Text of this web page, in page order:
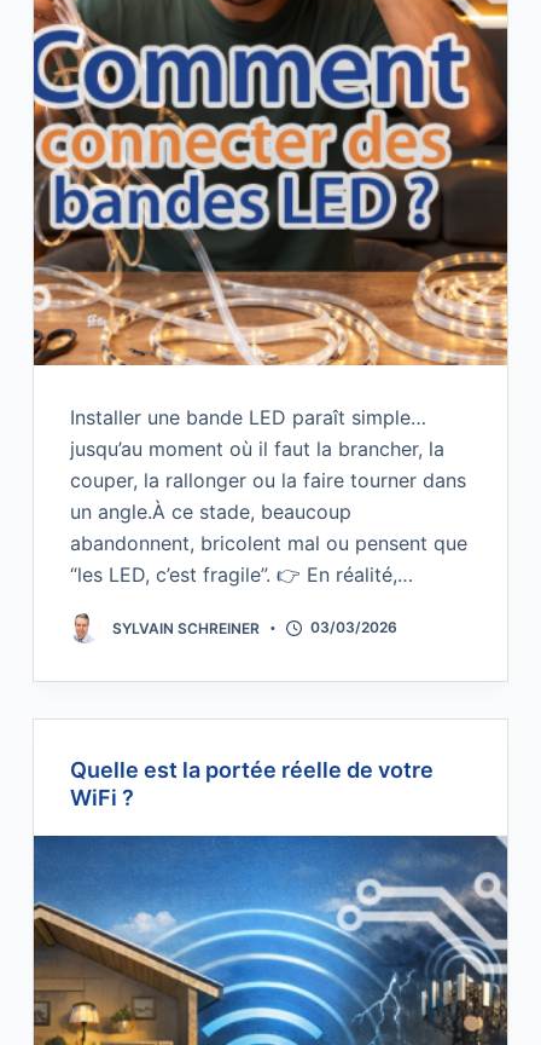
Installer une bande LED paraît simple…
jusqu’au moment où il faut la brancher, la
couper, la rallonger ou la faire tourner dans
un angle.À ce stade, beaucoup
abandonnent, bricolent mal ou pensent que
“les LED, c’est fragile”. 👉 En réalité,…
SYLVAIN SCHREINER 03/03/2026
Quelle est la portée réelle de votre
WiFi ?